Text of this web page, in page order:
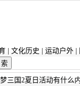
文化历史 运动户外
三国2夏日活动有什么